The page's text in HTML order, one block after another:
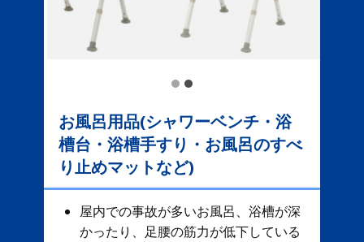
お風呂用品(シャワーベンチ・浴
槽台・浴槽手すり・お風呂のすべ
り止めマットなど)
屋内での事故が多いお風呂、​ 浴槽が深
かったり、足腰の筋力が低下している